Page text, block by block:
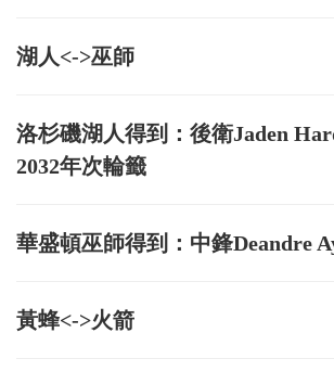
湖人<->巫師
洛杉磯湖人得到：後衛Jaden
2032年次輪籤
華盛頓巫師得到：中鋒Deandre
黃蜂<->火箭